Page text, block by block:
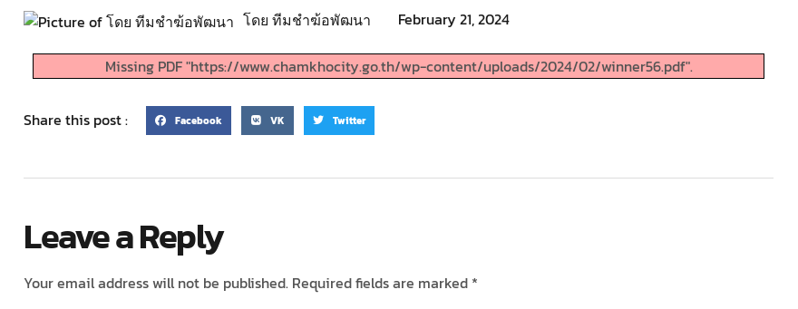
โดย ทีมชำฆ้อพัฒนา February 21, 2024
Missing PDF "https://www.chamkhocity.go.th/wp-content/uploads/2024/02/winner56.pdf".
Share this post : Facebook VK Twitter
Leave a Reply
Your email address will not be published. Required fields are marked *